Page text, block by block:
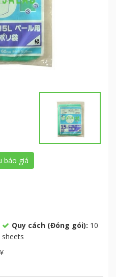
báo giá
Quy cách (Đóng gói): 10
sheets